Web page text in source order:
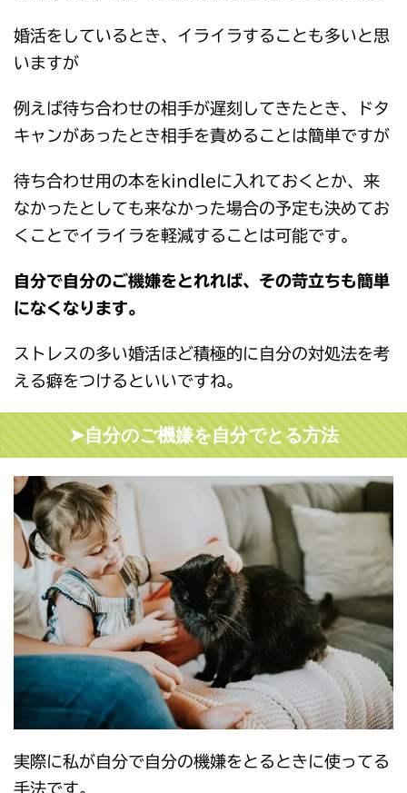
婚活をしているとき、イライラすることも多いと思
いますが
例えば待ち合わせの相手が遅刻してきたとき、ドタ
キャンがあったとき相手を責めることは簡単ですが
待ち合わせ用の本をkindleに入れておくとか、来
なかったとしても来なかった場合の予定も決めてお
くことでイライラを軽減することは可能です。
自分で自分のご機嫌をとれれば、その苛立ちも簡単
になくなります。
ストレスの多い婚活ほど積極的に自分の対処法を考
える癖をつけるといいですね。
➤自分のご機嫌を自分でとる方法
実際に私が自分で自分の機嫌をとるときに使ってる
手法です。